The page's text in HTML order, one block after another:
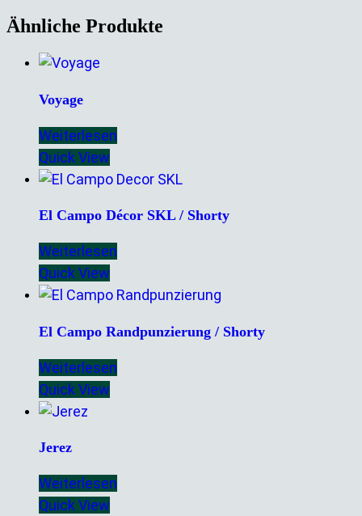
Ähnliche Produkte
Voyage
Weiterlesen
Quick View
El Campo Décor SKL / Shorty
Weiterlesen
Quick View
El Campo Randpunzierung / Shorty
Weiterlesen
Quick View
Jerez
Weiterlesen
Quick View